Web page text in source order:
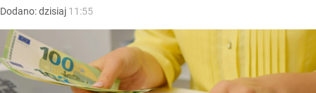
Dodano:dzisiaj 11:55